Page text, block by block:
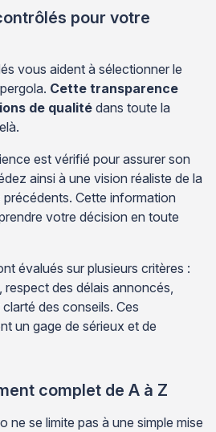
pour votre
vous aident à sélectionner le
Cette transparence
de qualité dans toute la
est vérifié pour assurer son
ainsi à une vision réaliste de la
Cette information
votre décision en toute
évalués sur plusieurs critères :
des délais annoncés,
des conseils. Ces
un gage de sérieux et de
complet de A à Z
ne se limite pas à une simple mise